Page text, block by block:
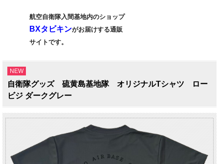
航空自衛隊入間基地内のショップ
BXタビキンがお届けする通販
サイトです。
NEW
自衛隊グッズ 硫黄島基地隊 オリジナルTシャツ ロー
ビジ ダークグレー